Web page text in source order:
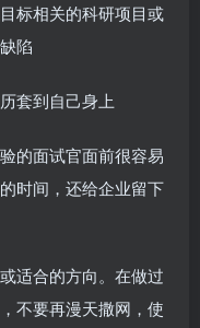
标相关的科研项目或
陷
套到自己身上
的面试官面前很容易
时间，还给企业留下
适合的方向。在做过
不要再漫天撒网，使